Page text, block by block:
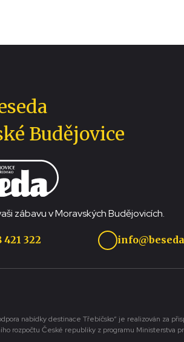
Budějovice
zábavu v Moravských Budějovicích.
421 322
nabídky destinace Třebíčsko“ je realizován za
rozpočtu České republiky z programu Ministerstva